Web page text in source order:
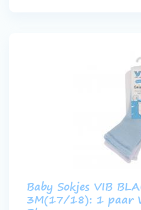
Baby Sokjes VIB
3M(17/18): 1 paar